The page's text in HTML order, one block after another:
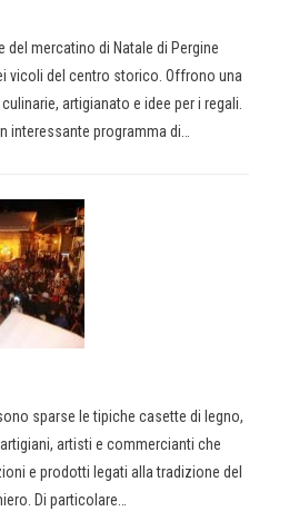
del mercatino di Natale di Pergine
vicoli del centro storico. Offrono una
artigianato e idee per i regali.
interessante programma di…
sparse le tipiche casette di legno,
artisti e commercianti che
e prodotti legati alla tradizione del
Di particolare…